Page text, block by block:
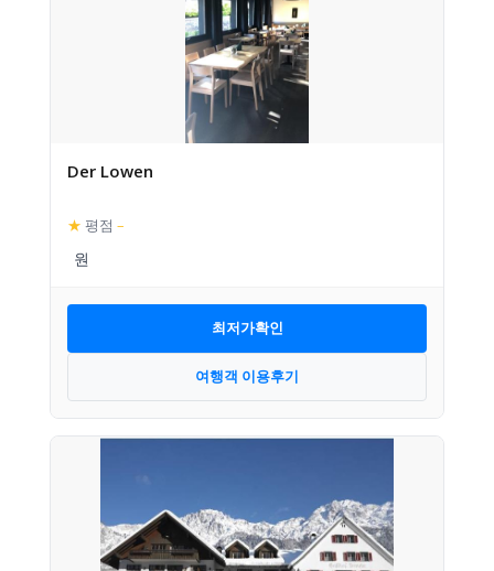
Der Lowen
★ 평점 –
최저가확인
여행객 이용후기